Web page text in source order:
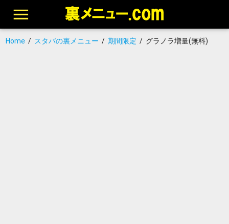
Home/ スタバの裏メニュー / 期間限定 / グラノラ増量(無料)